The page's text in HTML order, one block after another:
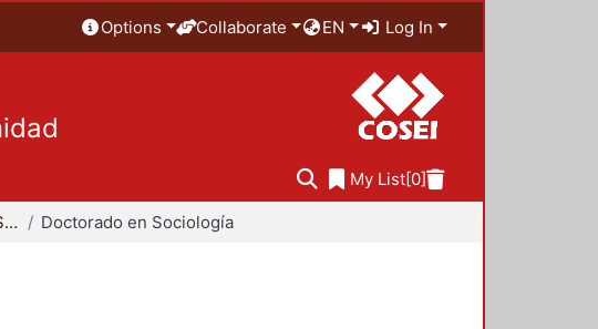
Options Collaborate EN Log In
My List[0]
Maestría y Doctorado en Sociología Doctorado en Sociología